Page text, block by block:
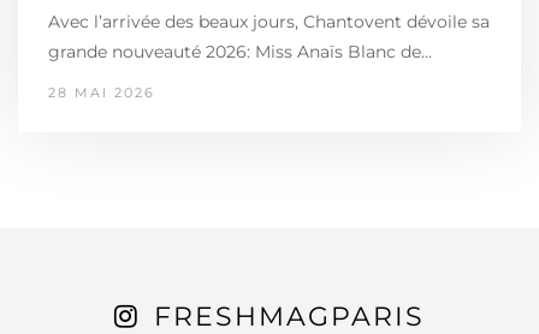
Avec l’arrivée des beaux jours, Chantovent dévoile sa
grande nouveauté 2026: Miss Anaïs Blanc de…
28 MAI 2026
FRESHMAGPARIS